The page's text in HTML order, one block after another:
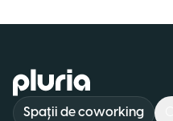
Logo Pluria
Spații de coworking